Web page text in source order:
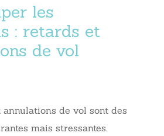
les
: retards et
de vol
de vol sont des
mais stressantes.